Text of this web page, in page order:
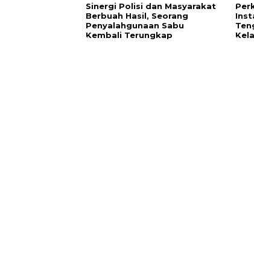
Sinergi Polisi dan Masyarakat
Berbuah Hasil, Seorang
Penyalahgunaan Sabu
Kembali Terungkap